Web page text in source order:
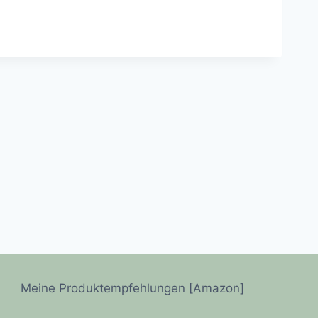
Meine Produktempfehlungen [Amazon]